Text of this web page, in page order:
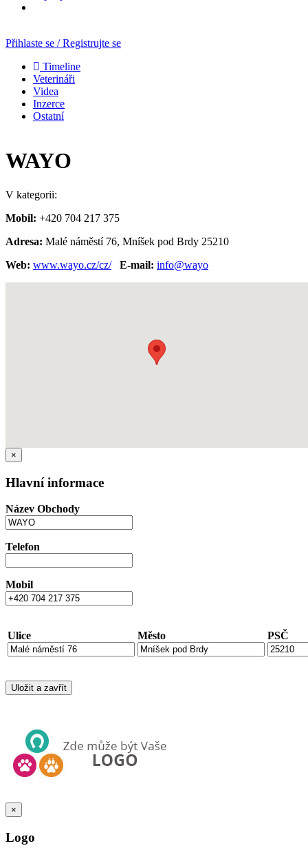
Přihlaste se / Registrujte se
Timeline
Veterináři
Videa
Inzerce
Ostatní
WAYO
V kategorii:
Mobil: +420 704 217 375
Adresa: Malé náměstí 76, Mníšek pod Brdy 25210
Web: www.wayo.cz/cz/ E-mail: info@wayo
×
Hlavní informace
Název Obchody
Telefon
Mobil
Ulice Město PSČ
×
Logo